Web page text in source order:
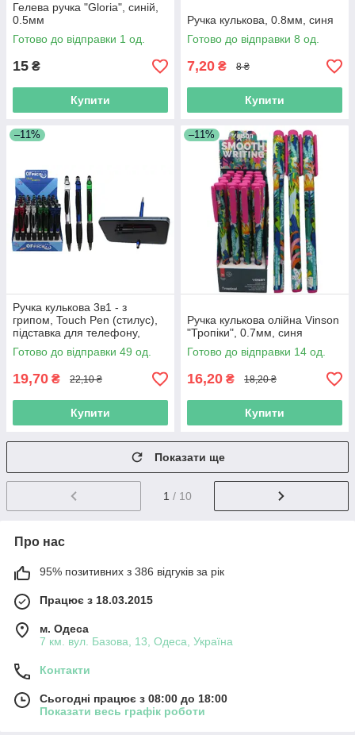
Гелева ручка "Gloria", синій,
0.5мм
Готово до відправки 1 од.
15 ₴
Купити
Ручка кулькова, 0.8мм, синя
Готово до відправки 8 од.
7,20 ₴ 8 ₴
Купити
–11%
Ручка кулькова 3в1 - з
грипом, Touch Pen (стилус),
підставка для телефону,
колір чорнил синій
Готово до відправки 49 од.
19,70 ₴ 22,10 ₴
Купити
–11%
Ручка кулькова олійна Vinson
"Тропіки", 0.7мм, синя
Готово до відправки 14 од.
16,20 ₴ 18,20 ₴
Купити
Показати ще
1 / 10
Про нас
95% позитивних з 386 відгуків за рік
Працює з 18.03.2015
м. Одеса
7 км. вул. Базова, 13, Одеса, Україна
Контакти
Сьогодні працює з 08:00 до 18:00
Показати весь графік роботи